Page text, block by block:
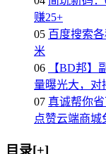
赚25+
05 百度搜索
米
06
【BD邦】
量曝光大，对
07 真诚帮你
点赞云端商城
目录[+]